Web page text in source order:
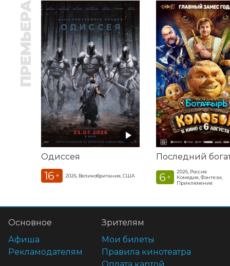
ПРЕМЬЕРА
Одиссея
16 + 2026, Великобритания, США 6 +
2026, Россия
Комедия, Фэнтези,
Приключения
Основное
Афиша
Рекламодателям
Зрителям
Мои билеты
Правила кинотеатра